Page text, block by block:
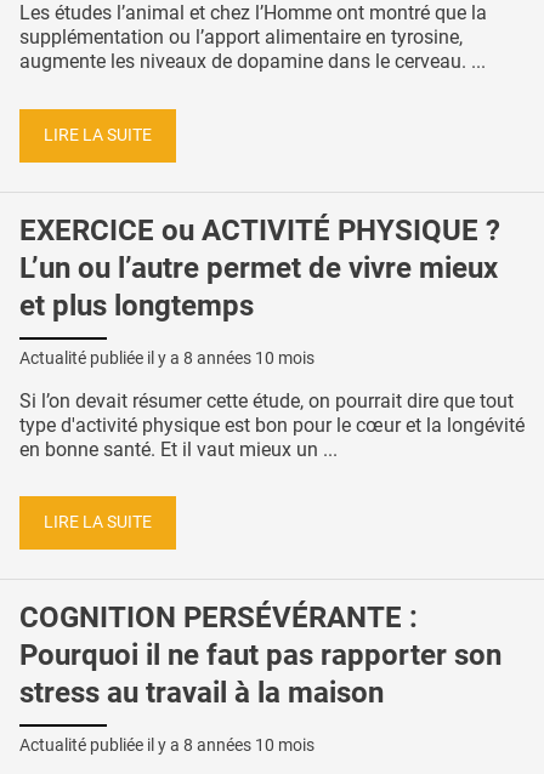
Les études l’animal et chez l’Homme ont montré que la
supplémentation ou l’apport alimentaire en tyrosine,
augmente les niveaux de dopamine dans le cerveau. ...
LIRE LA SUITE
EXERCICE ou ACTIVITÉ PHYSIQUE ?
L’un ou l’autre permet de vivre mieux
et plus longtemps
Actualité publiée il y a 8 années 10 mois
Si l’on devait résumer cette étude, on pourrait dire que tout
type d'activité physique est bon pour le cœur et la longévité
en bonne santé. Et il vaut mieux un ...
LIRE LA SUITE
COGNITION PERSÉVÉRANTE :
Pourquoi il ne faut pas rapporter son
stress au travail à la maison
Actualité publiée il y a 8 années 10 mois